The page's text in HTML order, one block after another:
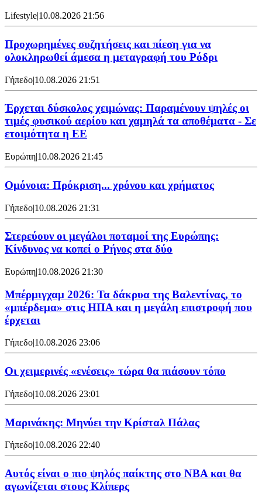
Lifestyle|10.08.2026 21:56
Προχωρημένες συζητήσεις και πίεση για να
ολοκληρωθεί άμεσα η μεταγραφή του Ρόδρι
Γήπεδο|10.08.2026 21:51
Έρχεται δύσκολος χειμώνας: Παραμένουν ψηλές οι
τιμές φυσικού αερίου και χαμηλά τα αποθέματα - Σε
ετοιμότητα η ΕΕ
Ευρώπη|10.08.2026 21:45
Ομόνοια: Πρόκριση... χρόνου και χρήματος
Γήπεδο|10.08.2026 21:31
Στερεύουν οι μεγάλοι ποταμοί της Ευρώπης:
Κίνδυνος να κοπεί ο Ρήνος στα δύο
Ευρώπη|10.08.2026 21:30
Μπέρμιγχαμ 2026: Τα δάκρυα της Βαλεντίνας, το
«μπέρδεμα» στις ΗΠΑ και η μεγάλη επιστροφή που
έρχεται
Γήπεδο|10.08.2026 23:06
Οι χειμερινές «ενέσεις» τώρα θα πιάσουν τόπο
Γήπεδο|10.08.2026 23:01
Μαρινάκης: Μηνύει την Κρίσταλ Πάλας
Γήπεδο|10.08.2026 22:40
Αυτός είναι ο πιο ψηλός παίκτης στο NBA και θα
αγωνίζεται στους Κλίπερς